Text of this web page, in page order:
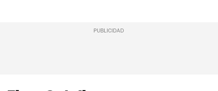
PUBLICIDAD